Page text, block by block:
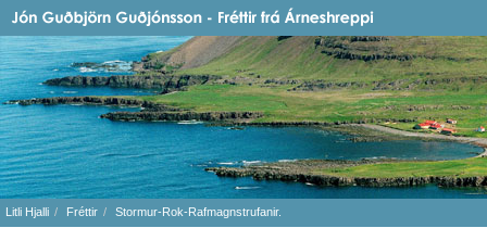
Litli Hjalli Fréttir Stormur-Rok-Rafmagnstrufanir.